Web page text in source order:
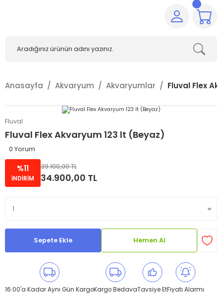
Anasayfa Akvaryum Akvaryumlar Fluval Flex
Fluval
Fluval Flex Akvaryum 123 lt (Beyaz)
0 Yorum
%11
İNDİRİM
39.100,00 TL
34.900,00 TL
Sepete Ekle Hemen Al
16:00'a Kadar Aynı Gün KargoKargo BedavaTavsiye EtFiyatı Alarmı